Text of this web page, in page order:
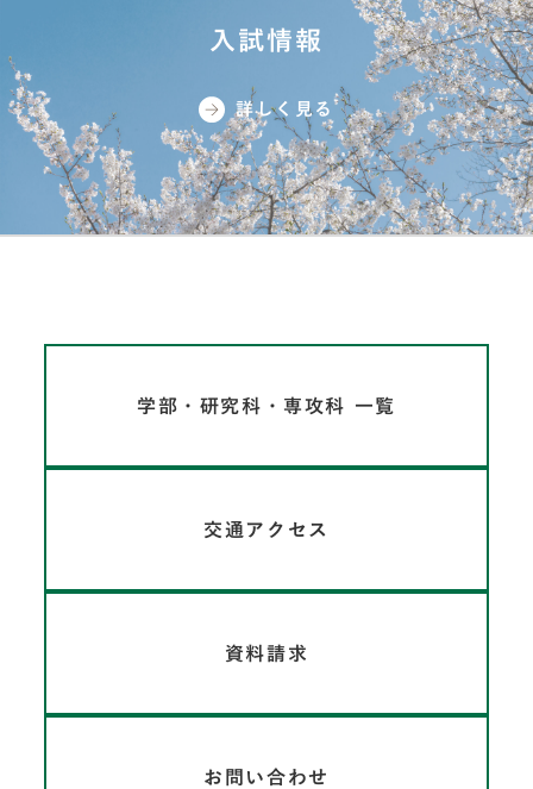
入試情報
詳しく見る
学部・研究科・専攻科 一覧
交通アクセス
資料請求
お問い合わせ